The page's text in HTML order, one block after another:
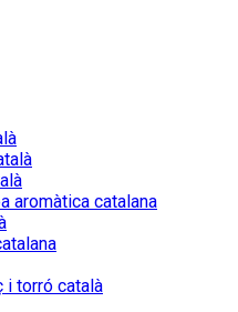
aromàtica catalana
i torró català